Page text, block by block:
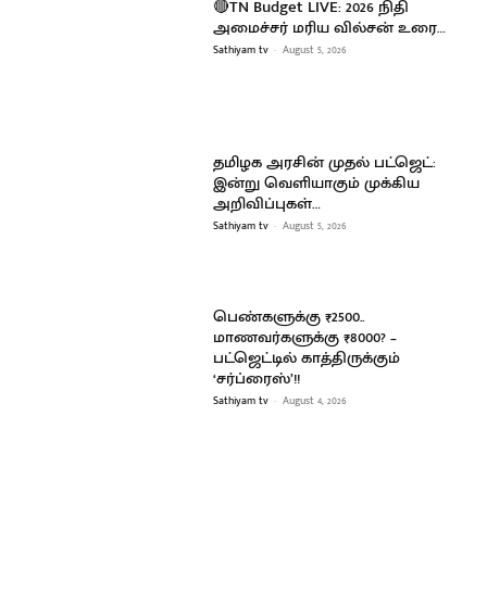
🔴TN Budget LIVE: 2026 நிதி
அமைச்சர் மரிய வில்சன் உரை…
Sathiyam tv - August 5, 2026
தமிழக அரசின் முதல் பட்ஜெட்:
இன்று வெளியாகும் முக்கிய
அறிவிப்புகள்…
Sathiyam tv - August 5, 2026
பெண்களுக்கு ₹2500..
மாணவர்களுக்கு ₹8000? –
பட்ஜெட்டில் காத்திருக்கும்
‘சர்ப்ரைஸ்’!!
Sathiyam tv - August 4, 2026